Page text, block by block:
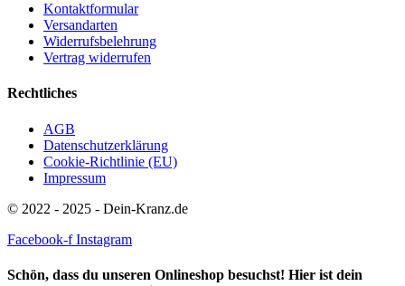
Kontaktformular
Versandarten
Widerrufsbelehrung
Vertrag widerrufen
Rechtliches
AGB
Datenschutzerklärung
Cookie-Richtlinie (EU)
Impressum
© 2022 - 2025 - Dein-Kranz.de
Facebook-f Instagram
Schön, dass du unseren Onlineshop besuchst! Hier ist dein